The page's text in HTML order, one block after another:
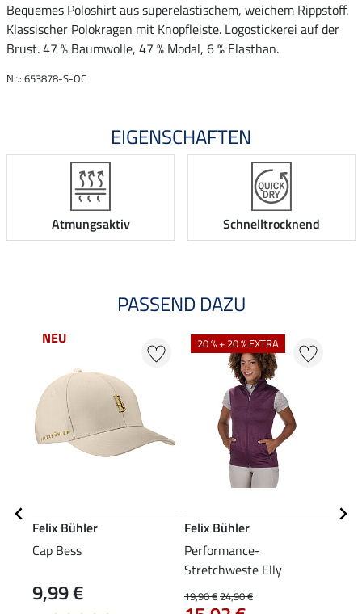
Bequemes Poloshirt aus superelastischem, weichem Rippstoff.
Klassischer Polokragen mit Knopfleiste. Logostickerei auf der
Brust. 47 % Baumwolle, 47 % Modal, 6 % Elasthan.
Nr.: 653878-S-OC
EIGENSCHAFTEN
Atmungsaktiv Schnelltrocknend
PASSEND DAZU
NEU
Felix Bühler
Cap Bess
9,99 €
20 % + 20 % EXTRA
Felix Bühler
Performance-
Stretchweste Elly
19,90 €24,90 €